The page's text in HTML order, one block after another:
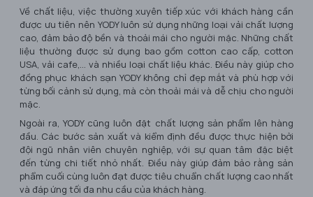
Về chất liệu, việc thường xuyên tiếp xúc với khách hàng cần
được ưu tiên nên YODY luôn sử dụng những loại vải chất lượng
cao, đảm bảo độ bền và thoải mái cho người mặc. Những chất
liệu thường được sử dụng bao gồm cotton cao cấp, cotton
USA, vải cafe,... và nhiều loại chất liệu khác. Điều này giúp cho
đồng phục khách sạn YODY không chỉ đẹp mắt và phù hợp với
từng bối cảnh sử dụng, mà còn thoải mái và dễ chịu cho người
mặc.
Ngoài ra, YODY cũng luôn đặt chất lượng sản phẩm lên hàng
đầu. Các bước sản xuất và kiểm định đều được thực hiện bởi
đội ngũ nhân viên chuyên nghiệp, với sự quan tâm đặc biệt
đến từng chi tiết nhỏ nhất. Điều này giúp đảm bảo rằng sản
phẩm cuối cùng luôn đạt được tiêu chuẩn chất lượng cao nhất
và đáp ứng tối đa nhu cầu của khách hàng.